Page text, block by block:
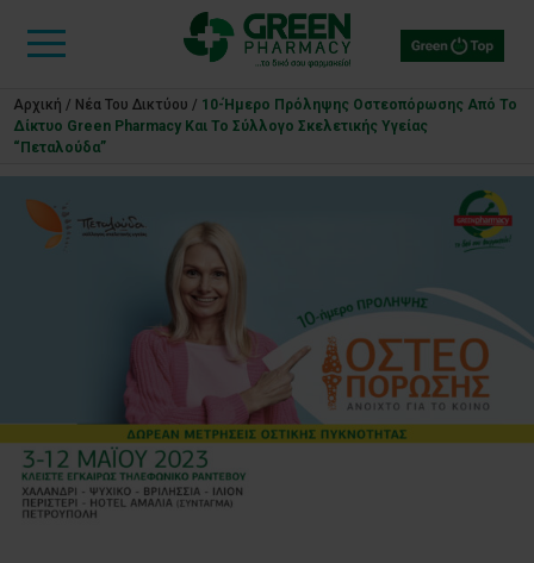
Αρχική / Νέα Του Δικτύου / 10-Ήμερο Πρόληψης Οστεοπόρωσης Από Το
Δίκτυο Green Pharmacy Και Το Σύλλογο Σκελετικής Υγείας
“Πεταλούδα”